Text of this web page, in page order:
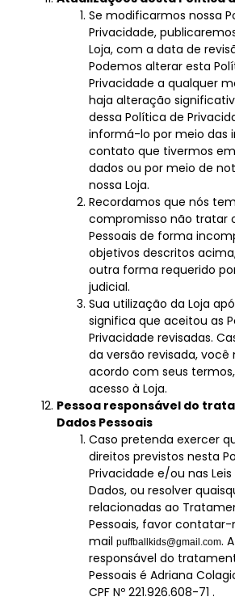
Se modificarmos nossa
Privacidade,
Loja, com a data de
Podemos alterar esta
Privacidade a qualquer
haja alteração
dessa Política de
informá-lo por meio das
contato que tivermos
dados ou por meio de
nossa Loja.
Recordamos que nós
compromisso não tratar
Pessoais de forma
objetivos descritos
outra forma requerido
judicial.
Sua utilização da Loja
significa que aceitou as
Privacidade revisadas.
da versão revisada, você
acordo com seus
acesso à Loja.
Pessoa responsável do
Dados Pessoais
Caso pretenda exercer
direitos previstos nesta
Privacidade e/ou nas
Dados, ou resolver
relacionadas ao
Pessoais, favor
mail puffballkids@gmail.com.
responsável do
Pessoais é Adriana
CPF Nº 221.926.608-71 .